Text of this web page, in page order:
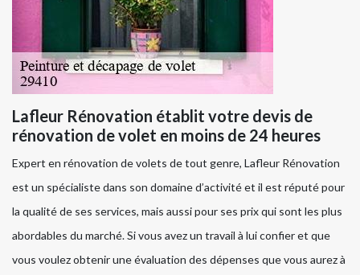
Lafleur Rénovation établit votre devis de
rénovation de volet en moins de 24 heures
Expert en rénovation de volets de tout genre, Lafleur Rénovation
est un spécialiste dans son domaine d’activité et il est réputé pour
la qualité de ses services, mais aussi pour ses prix qui sont les plus
abordables du marché. Si vous avez un travail à lui confier et que
vous voulez obtenir une évaluation des dépenses que vous aurez à